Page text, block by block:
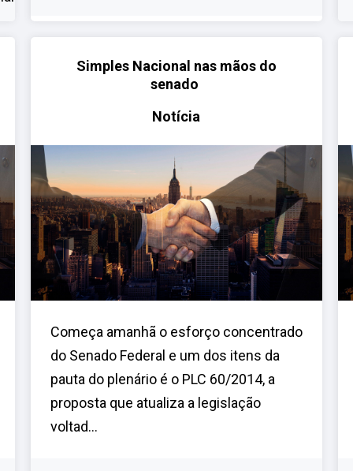
Simples Nacional nas mãos do
senado
Notícia
Começa amanhã o esforço concentrado
do Senado Federal e um dos itens da
pauta do plenário é o PLC 60/2014, a
proposta que atualiza a legislação
voltad...